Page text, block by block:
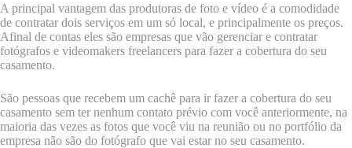
A principal vantagem das produtoras de foto e vídeo é a comodidade
de contratar dois serviços em um só local, e principalmente os preços.
Afinal de contas eles são empresas que vão gerenciar e contratar
fotógrafos e videomakers freelancers para fazer a cobertura do seu
casamento.
São pessoas que recebem um cachê para ir fazer a cobertura do seu
casamento sem ter nenhum contato prévio com você anteriormente, na
maioria das vezes as fotos que você viu na reunião ou no portfólio da
empresa não são do fotógrafo que vai estar no seu casamento.